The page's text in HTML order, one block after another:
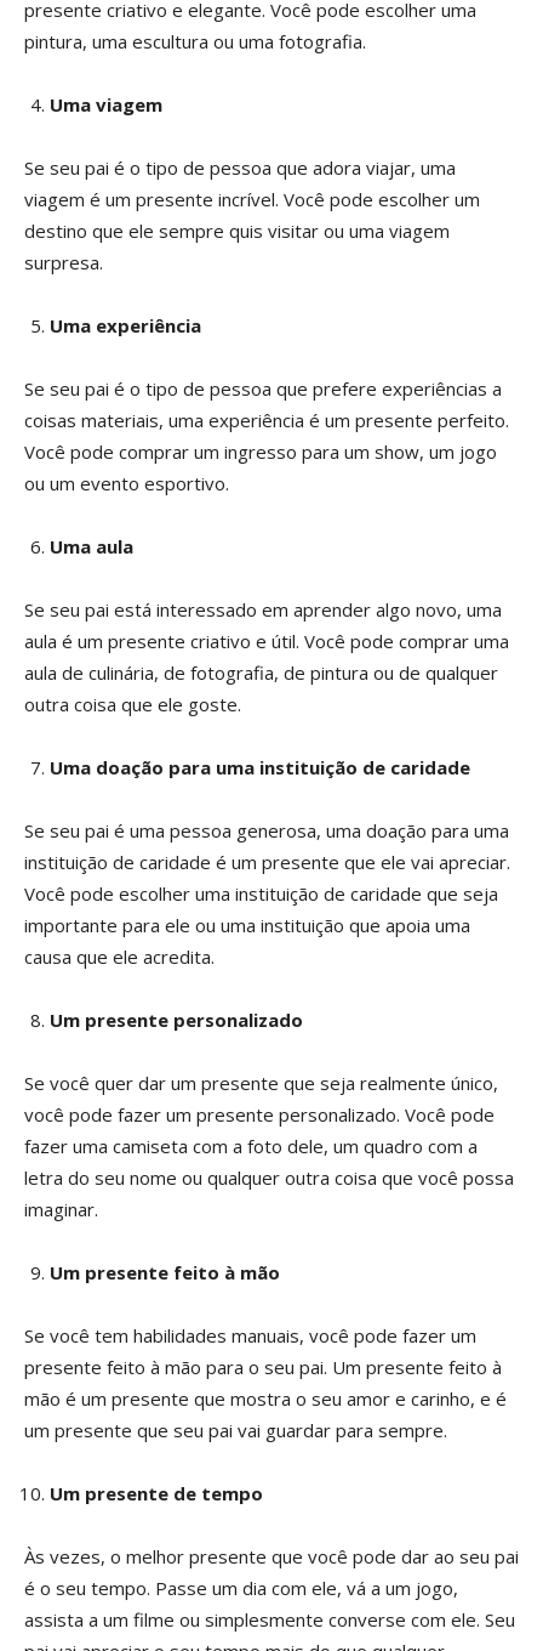
presente criativo e elegante. Você pode escolher uma
pintura, uma escultura ou uma fotografia.
Uma viagem
Se seu pai é o tipo de pessoa que adora viajar, uma
viagem é um presente incrível. Você pode escolher um
destino que ele sempre quis visitar ou uma viagem
surpresa.
Uma experiência
Se seu pai é o tipo de pessoa que prefere experiências a
coisas materiais, uma experiência é um presente perfeito.
Você pode comprar um ingresso para um show, um jogo
ou um evento esportivo.
Uma aula
Se seu pai está interessado em aprender algo novo, uma
aula é um presente criativo e útil. Você pode comprar uma
aula de culinária, de fotografia, de pintura ou de qualquer
outra coisa que ele goste.
Uma doação para uma instituição de caridade
Se seu pai é uma pessoa generosa, uma doação para uma
instituição de caridade é um presente que ele vai apreciar.
Você pode escolher uma instituição de caridade que seja
importante para ele ou uma instituição que apoia uma
causa que ele acredita.
Um presente personalizado
Se você quer dar um presente que seja realmente único,
você pode fazer um presente personalizado. Você pode
fazer uma camiseta com a foto dele, um quadro com a
letra do seu nome ou qualquer outra coisa que você possa
imaginar.
Um presente feito à mão
Se você tem habilidades manuais, você pode fazer um
presente feito à mão para o seu pai. Um presente feito à
mão é um presente que mostra o seu amor e carinho, e é
um presente que seu pai vai guardar para sempre.
Um presente de tempo
Às vezes, o melhor presente que você pode dar ao seu pai
é o seu tempo. Passe um dia com ele, vá a um jogo,
assista a um filme ou simplesmente converse com ele. Seu